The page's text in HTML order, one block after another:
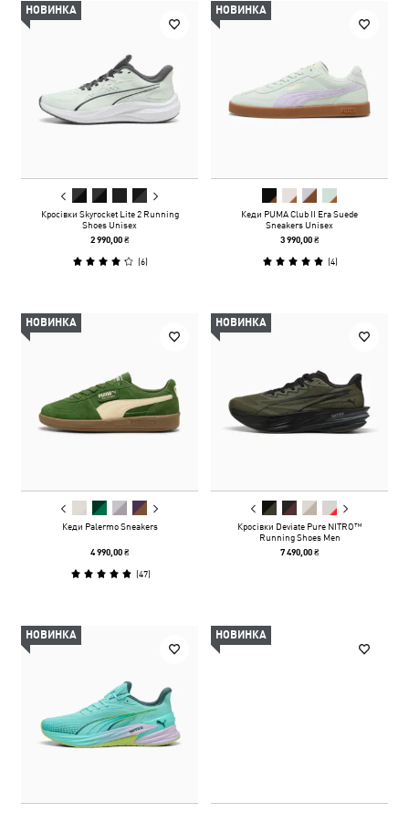
НОВИНКА
Кросівки Skyrocket Lite 2 Running
Shoes Unisex
2 990,00 ₴
(6)
НОВИНКА
Кеди PUMA Club II Era Suede
Sneakers Unisex
3 990,00 ₴
(4)
НОВИНКА
Кеди Palermo Sneakers
4 990,00 ₴
(47)
НОВИНКА
Кросівки Deviate Pure NITRO™
Running Shoes Men
7 490,00 ₴
НОВИНКА НОВИНКА